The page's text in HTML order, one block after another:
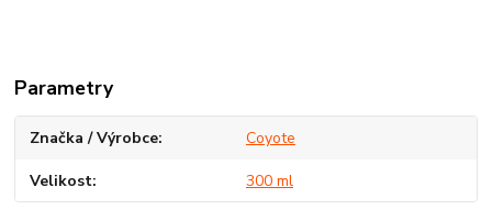
Parametry
Značka / Výrobce Coyote
Velikost 300 ml